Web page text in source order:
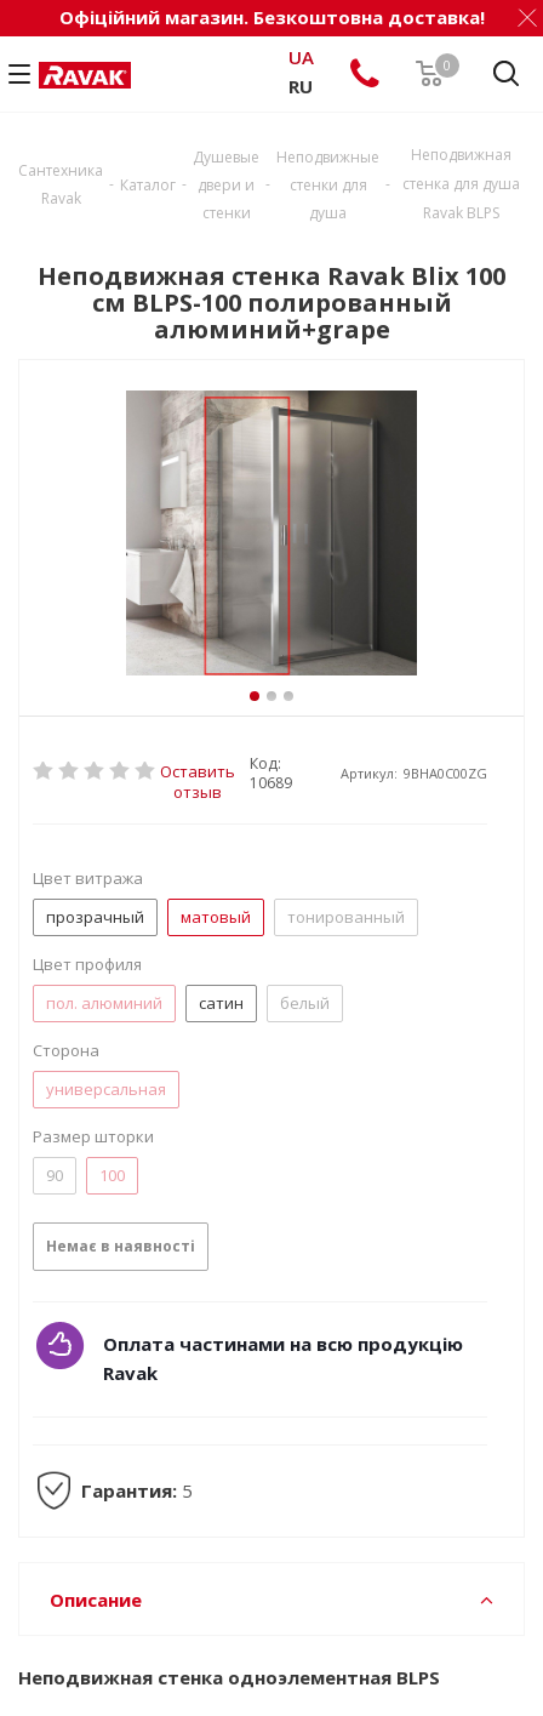
Офіційний магазин. Безкоштовна доставка!
0
UA
RU
Сантехника
Ravak
- Каталог -
Душевые
двери и
стенки
-
Неподвижные
стенки для
душа
-
Неподвижная
стенка для душа
Ravak BLPS
Неподвижная стенка Ravak Blix 100
см BLPS-100 полированный
алюминий+grape
Оставить
отзыв
Код:
10689
Артикул: 9BHA0C00ZG
Цвет витража
прозрачный
матовый тонированный
Цвет профиля
пол. алюминий
сатин белый
Сторона
универсальная
Размер шторки
90
100
Немає в наявності
Оплата частинами на всю продукцію
Ravak
Гарантия: 5
Описание
Неподвижная стенка одноэлементная BLPS